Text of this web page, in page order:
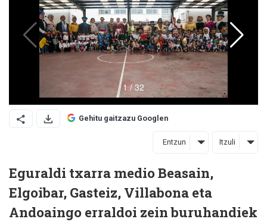
Gehitu gaitzazu Googlen
Entzun Itzuli
Eguraldi txarra medio Beasain,
Elgoibar, Gasteiz, Villabona eta
Andoaingo erraldoi zein buruhandiek